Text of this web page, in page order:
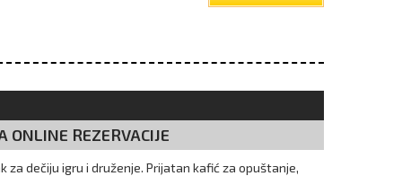
ONLINE REZERVACIJE
za dečiju igru i druženje. Prijatan kafić za opuštanje,